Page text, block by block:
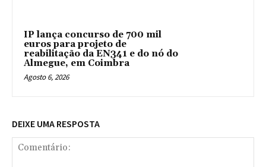
IP lança concurso de 700 mil
euros para projeto de
reabilitação da EN341 e do nó do
Almegue, em Coimbra
Agosto 6, 2026
DEIXE UMA RESPOSTA